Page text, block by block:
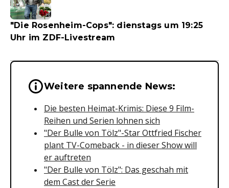
"Die Rosenheim-Cops": dienstags um 19:25
Uhr im ZDF-Livestream
Wichtige Hinweise &
Weitere spannende News:
Die besten Heimat-Krimis: Diese 9 Film-
Reihen und Serien lohnen sich
"Der Bulle von Tölz"-Star Ottfried Fischer
plant TV-Comeback - in dieser Show will
er auftreten
"Der Bulle von Tölz": Das geschah mit
dem Cast der Serie